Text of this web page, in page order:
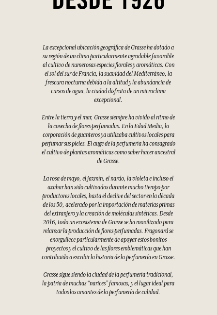
La excepcional ubicación geográfica de Grasse ha dotado a
su región de un clima particularmente agradable favorable
al cultivo de numerosas especies florales y aromáticas. Con
el sol del sur de Francia, la suavidad del Mediterráneo, la
frescura nocturna debida a la altitud y la abundancia de
cursos de agua, la ciudad disfruta de un microclima
excepcional.
Entre la tierra y el mar, Grasse siempre ha vivido al ritmo de
la cosecha de flores perfumadas. En la Edad Media, la
corporación de guanteros ya utilizaba cultivos locales para
perfumar sus pieles. El auge de la perfumería ha consagrado
el cultivo de plantas aromáticas como saber hacer ancestral
de Grasse.
La rosa de mayo, el jazmín, el nardo, la violeta e incluso el
azahar han sido cultivados durante mucho tiempo por
productores locales, hasta el declive del sector en la década
de los 50, acelerado por la importación de materias primas
del extranjero y la creación de moléculas sintéticas. Desde
2016, todo un ecosistema de Grasse se ha movilizado para
relanzar la producción de flores perfumadas. Fragonard se
enorgullece particularmente de apoyar estos bonitos
proyectos y el cultivo de las flores emblemáticas que han
contribuido a escribir la historia de la perfumería en Grasse.
Grasse sigue siendo la ciudad de la perfumería tradicional,
la patria de muchas “narices” famosas, y el lugar ideal para
todos los amantes de la perfumería de calidad.